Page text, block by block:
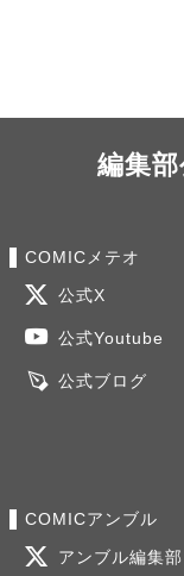
編集
COMICメテオ
公式X
公式Youtube
公式ブログ
COMICアンブル
アンブル編集部